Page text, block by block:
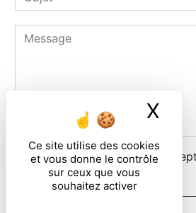
Ce site utilise des cookies
et vous donne le contrôle
sur ceux que vous
souhaitez activer
X
En cochant cette case,
particulières ci-dessous **